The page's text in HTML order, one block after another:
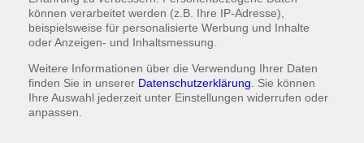
können verarbeitet werden (z.B. Ihre IP-Adresse),
beispielsweise für personalisierte Werbung und Inhalte
oder Anzeigen- und Inhaltsmessung.
Weitere Informationen über die Verwendung Ihrer Daten
finden Sie in unserer Datenschutzerklärung . Sie können
Ihre Auswahl jederzeit unter Einstellungen widerrufen oder
anpassen.